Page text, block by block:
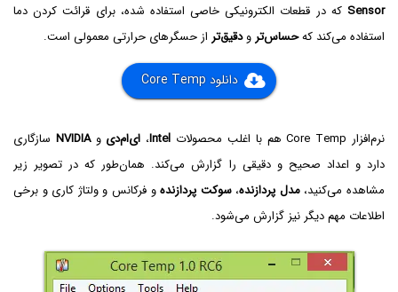
Sensor که در قطعات الکترونیکی خاصی استفاده شده، برای قرائت کردن دما
استفاده می‌کند کهحساس‌تر ودقیق‌تر از حسگرهای حرارتی معمولی است.
دانلود Core Temp
نرم‌افزار Core Temp هم با اغلب محصولات Intel، ای‌ام‌دی وNVIDIA سازگاری
دارد و اعداد صحیح و دقیقی را گزارش می‌کند. همان‌طور که در تصویر زیر
مشاهده می‌کنید،مدل پردازنده،سوکت پردازندهو فرکانس و ولتاژ کاری و برخی
اطلاعات مهم دیگر نیز گزارش می‌شود.